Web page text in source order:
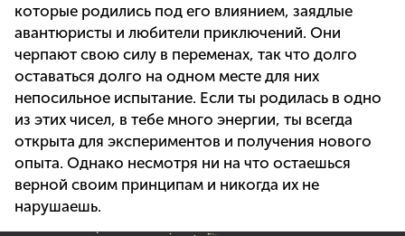
которые родились под его влиянием, заядлые
авантюристы и любители приключений. Они
черпают свою силу в переменах, так что долго
оставаться долго на одном месте для них
непосильное испытание. Если ты родилась в одно
из этих чисел, в тебе много энергии, ты всегда
открыта для экспериментов и получения нового
опыта. Однако несмотря ни на что остаешься
верной своим принципам и никогда их не
нарушаешь.